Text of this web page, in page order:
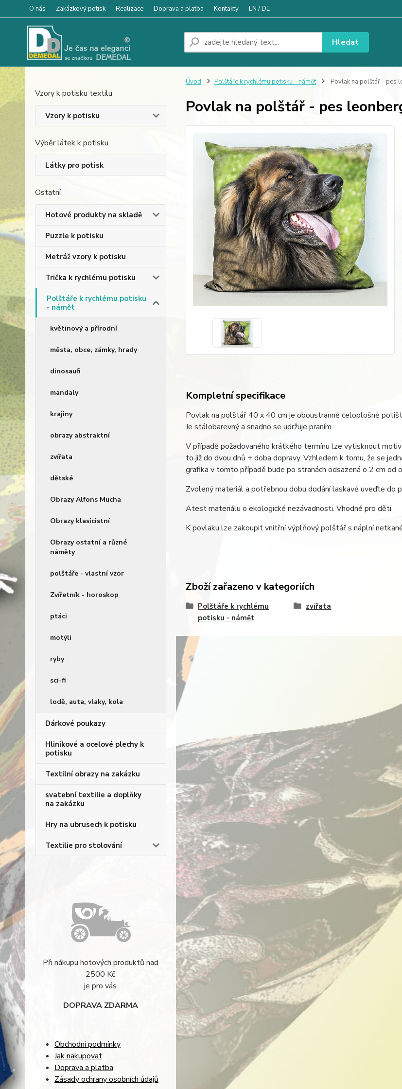
O nás Zakázkový potisk Realizace Doprava a platba Kontakty EN / DE
Hledat
Vzory k potisku textilu
Vzory k potisku
Výběr látek k potisku
Látky pro potisk
Ostatní
Hotové produkty na skladě
Puzzle k potisku
Metráž vzory k potisku
Trička k rychlému potisku
Polštáře k rychlému potisku
- námět
květinový a přírodní
města, obce, zámky, hrady
dinosauři
mandaly
krajiny
obrazy abstraktní
zvířata
dětské
Obrazy Alfons Mucha
Obrazy klasicistní
Obrazy ostatní a různé
náměty
polštáře - vlastní vzor
Zvířetník - horoskop
ptáci
motýli
ryby
sci-fi
lodě, auta, vlaky, kola
Dárkové poukazy
Hliníkové a ocelové plechy k
potisku
Textilní obrazy na zakázku
svatební textilie a doplňky
na zakázku
Hry na ubrusech k potisku
Textilie pro stolování
Při nákupu hotových produktů nad
2500 Kč
je pro vás
DOPRAVA ZDARMA
Obchodní podmínky
Jak nakupovat
Doprava a platba
Zásady ochrany osobních údajů
Úvod Polštáře k rychlému potisku - námět Povlak na polštář - pes
Povlak na polštář - pes
Kompletní specifikace
Povlak na polštář 40 x 40 cm je oboustranně celoplošně
Je stálobarevný a snadno se udržuje praním.
V případě požadovaného krátkého termínu lze vytisknout
to již do dvou dnů + doba dopravy. Vzhledem k tomu, že se
grafika v tomto případě bude po stranách odsazená o 2 cm od
Zvolený materiál a potřebnou dobu dodání laskavě uveďte do
Atest materiálu o ekologické nezávadnosti. Vhodné pro děti.
K povlaku lze zakoupit vnitřní výplňový polštář s náplní
Zboží zařazeno v kategoriích
Polštáře k rychlému
potisku - námět
zvířata